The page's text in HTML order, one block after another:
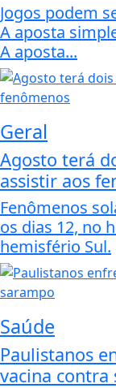
Jogos podem
A aposta
A aposta...
Geral
Agosto terá
assistir aos
Fenômenos
os dias 12, no
hemisfério Sul.
Saúde
Paulistanos
vacina contra